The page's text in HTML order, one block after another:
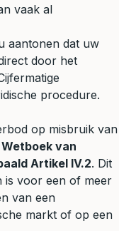
vaak al
aantonen dat uw
door het
procedure.
op misbruik van
Wetboek van
Artikel IV.2. Dit
is voor een of meer
van een
markt of op een